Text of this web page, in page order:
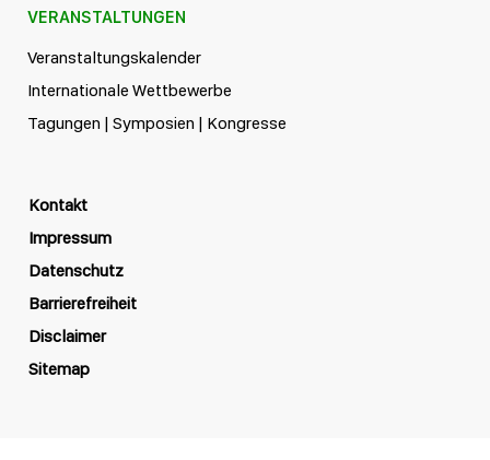
VERANSTALTUNGEN
Veranstaltungskalender
Internationale Wettbewerbe
Tagungen | Symposien | Kongresse
Kontakt
Impressum
Datenschutz
Barrierefreiheit
Disclaimer
Sitemap